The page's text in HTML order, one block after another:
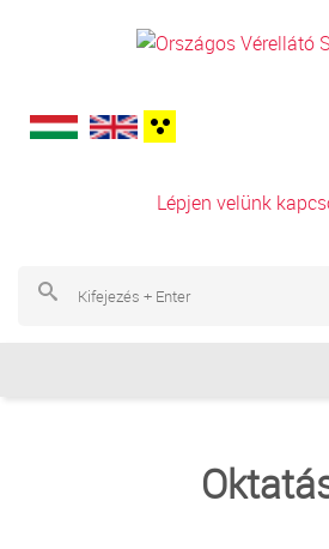
Lépjen velünk